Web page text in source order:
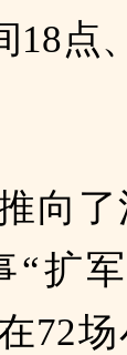
18点
向
扩
72场